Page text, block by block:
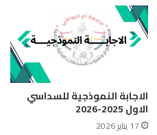
الاجابة النموذجية للسداسي
الاول 2025-2026
17 يناير 2026